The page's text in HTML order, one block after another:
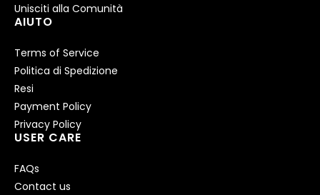
Unisciti alla Comunità
AIUTO
Terms of Service
Politica di Spedizione
Resi
Payment Policy
Privacy Policy
USER CARE
FAQs
Contact us